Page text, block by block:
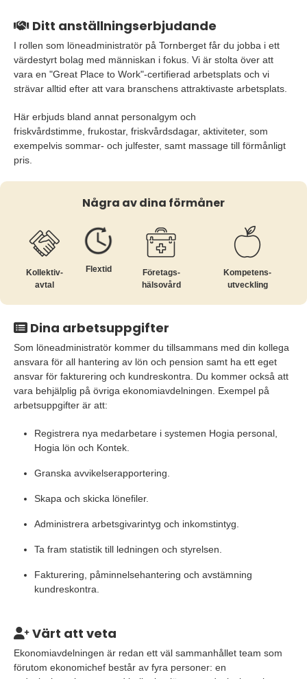
Ditt anställningserbjudande
I rollen som löneadministratör på Tornberget får du jobba i ett
värdestyrt bolag med människan i fokus. Vi är stolta över att
vara en "Great Place to Work"-certifierad arbetsplats och vi
strävar alltid efter att vara branschens attraktivaste arbetsplats.
Här erbjuds bland annat personalgym och
friskvårdstimme, frukostar, friskvårdsdagar, aktiviteter, som
exempelvis sommar- och julfester, samt massage till förmånligt
pris.
Några av dina förmåner
Kollektiv­
avtal
Flextid
Företags­
hälsovård
Kompetens­
utveckling
Dina arbetsuppgifter
Som löneadministratör kommer du tillsammans med din kollega
ansvara för all hantering av lön och pension samt ha ett eget
ansvar för fakturering och kundreskontra. Du kommer också att
vara behjälplig på övriga ekonomiavdelningen. Exempel på
arbetsuppgifter är att:
Registrera nya medarbetare i systemen Hogia personal,
Hogia lön och Kontek.
Granska avvikelserapportering.
Skapa och skicka lönefiler.
Administrera arbetsgivarintyg och inkomstintyg.
Ta fram statistik till ledningen och styrelsen.
Fakturering, påminnelsehantering och avstämning
kundreskontra.
Värt att veta
Ekonomiavdelningen är redan ett väl sammanhållet team som
förutom ekonomichef består av fyra personer: en